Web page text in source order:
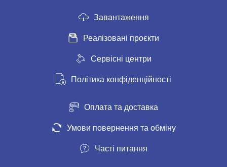
Завантаження
Реалізовані проєкти
Сервісні центри
Політика конфіденційності
Оплата та доставка
Умови повернення та обміну
Часті питання